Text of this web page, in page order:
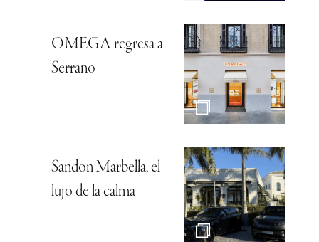
OMEGA regresa a
Serrano
Sandon Marbella, el
lujo de la calma